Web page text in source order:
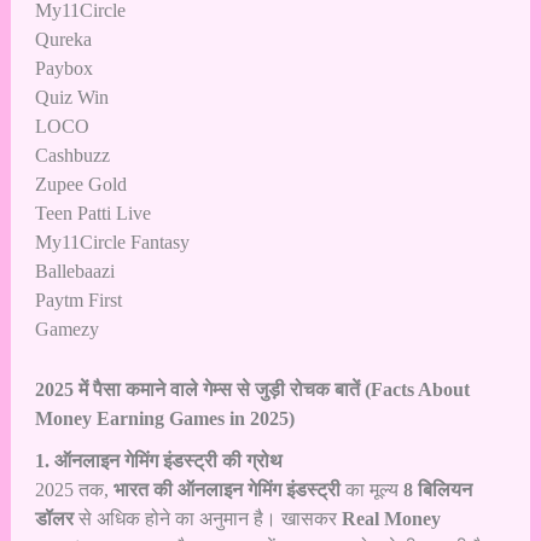
My11Circle
Qureka
Paybox
Quiz Win
LOCO
Cashbuzz
Zupee Gold
Teen Patti Live
My11Circle Fantasy
Ballebaazi
Paytm First
Gamezy
2025 में पैसा कमाने वाले गेम्स से जुड़ी रोचक बातें (Facts About
Money Earning Games in 2025)
1. ऑनलाइन गेमिंग इंडस्ट्री की ग्रोथ
2025 तक, भारत की ऑनलाइन गेमिंग इंडस्ट्रीका मूल्य 8 बिलियन
डॉलरसे अधिक होने का अनुमान है। खासकर Real Money